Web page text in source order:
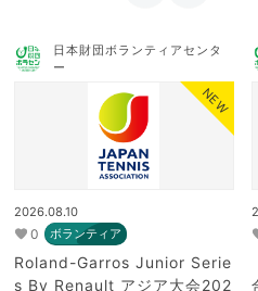
日本財団ボランティアセンタ
ー
NEW
2026.08.10
0 ボランティア
Roland-Garros Junior Serie
s By Renault アジア大会202